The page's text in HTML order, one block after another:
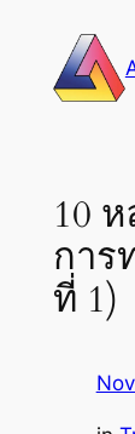
content
10
การ
ที่ 1)